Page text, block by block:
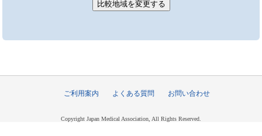
ご利用案内 よくある質問 お問い合わせ
Copyright Japan Medical Association, All Rights Reserved.